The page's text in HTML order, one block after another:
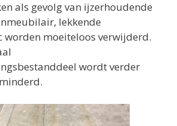
als gevolg van ijzerhoudende
lekkende
worden moeiteloos verwijderd.
wordt verder